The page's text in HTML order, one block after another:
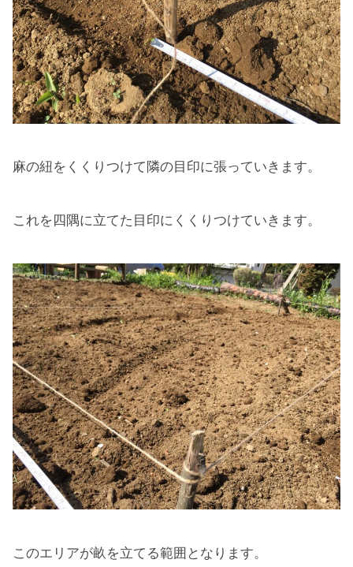
麻の紐をくくりつけて隣の目印に張っていきます。
これを四隅に立てた目印にくくりつけていきます。
このエリアが畝を立てる範囲となります。